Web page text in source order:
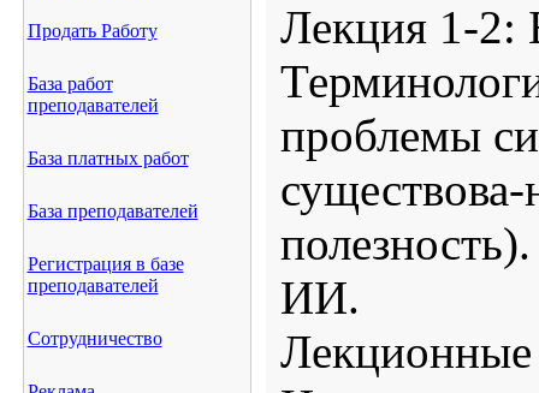
Продать Работу
База работ
преподавателей
База платных работ
База преподавателей
Регистрация в базе
преподавателей
Сотрудничество
Лекция 1-2:
проблемы
существова-
ИИ.
Лекционные